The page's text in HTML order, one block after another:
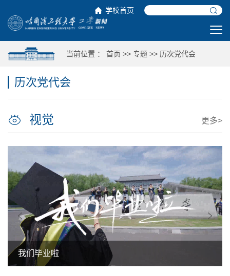
学校首页
当前位置 ： 首页 >> 专题 >> 历次党代会
历次党代会
视觉 更多>
我们毕业啦